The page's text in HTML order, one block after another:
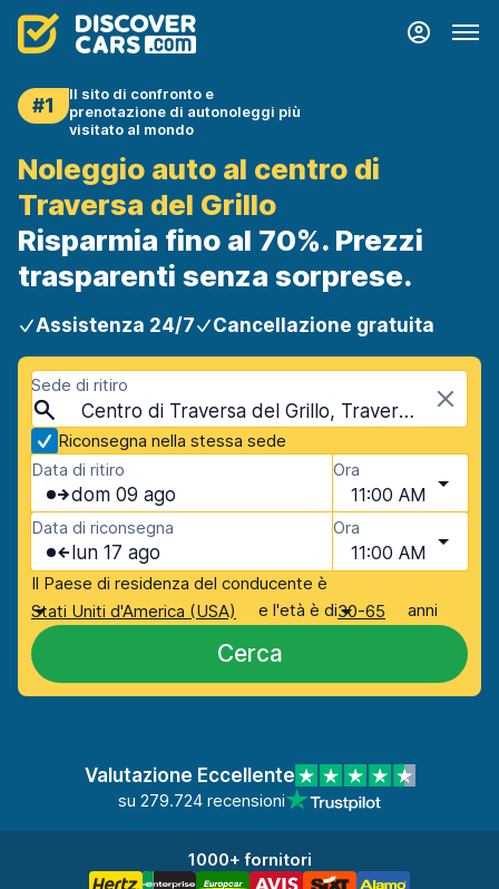
#1
Il sito di confronto e
prenotazione di autonoleggi più
visitato al mondo
Noleggio auto al centro di
Traversa del Grillo
Risparmia fino al 70%. Prezzi
trasparenti senza sorprese.
Assistenza 24/7 Cancellazione gratuita
Sede di ritiro
Centro di Traversa del Grillo, Traversa del Grillo, Italia
Riconsegna nella stessa sede
Data di ritiro
dom 09 ago
Ora
11:00 AM
Data di riconsegna
lun 17 ago
Ora
11:00 AM
Il Paese di residenza del conducente è
Stati Uniti d'America (USA)
e l'età è di30-65 anni
Cerca
Valutazione Eccellente
su 279.724 recensioni
1000+ fornitori